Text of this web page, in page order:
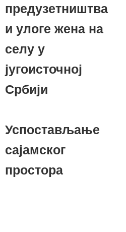
предузетништва
и улоге жена на
селу у
југоисточној
Србији
Успостављање
сајамског
простора